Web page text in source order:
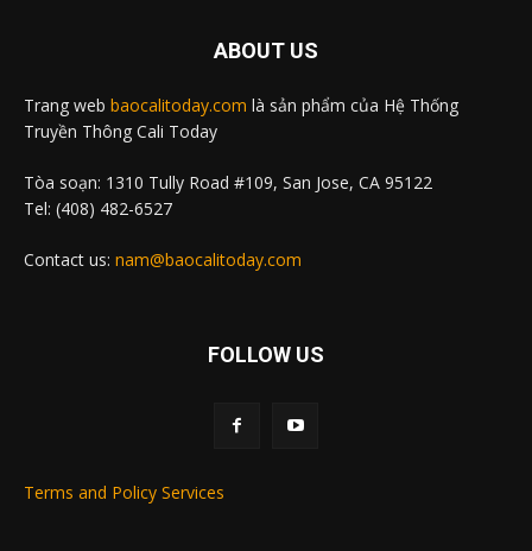
ABOUT US
Trang web baocalitoday.com là sản phẩm của Hệ Thống
Truyền Thông Cali Today
Tòa soạn: 1310 Tully Road #109, San Jose, CA 95122
Tel: (408) 482-6527
Contact us: nam@baocalitoday.com
FOLLOW US
Terms and Policy Services